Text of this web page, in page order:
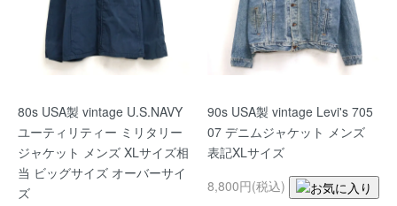
80s USA製 vintage U.S.NAVY
ユーティリティー ミリタリー
ジャケット メンズ XLサイズ相
当 ビッグサイズ オーバーサイ
ズ
90s USA製 vintage Levi's 705
07 デニムジャケット メンズ
表記XLサイズ
8,800円(税込)